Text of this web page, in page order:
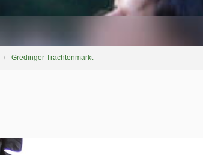
Gredinger Trachtenmarkt